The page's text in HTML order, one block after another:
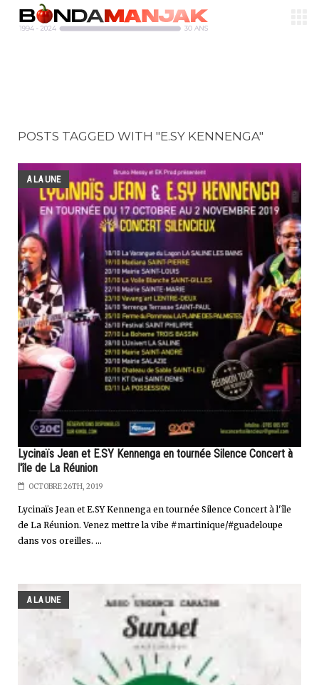
POSTS TAGGED WITH "E.SY KENNENGA"
A LA UNE
Lycinaïs Jean et E.SY Kennenga en tournée Silence Concert à
l'île de La Réunion
OCTOBRE 26TH, 2019
Lycinaïs Jean et E.SY Kennenga en tournée Silence Concert à l'île
de La Réunion. Venez mettre la vibe #martinique/#guadeloupe
dans vos oreilles. ...
A LA UNE